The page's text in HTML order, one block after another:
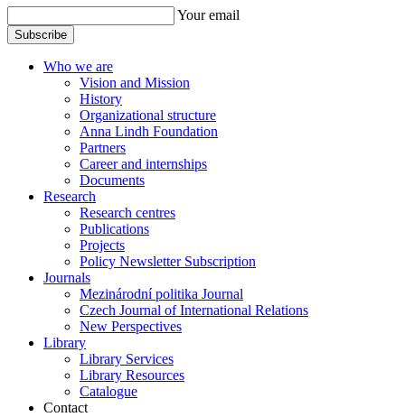
Your email
Subscribe
Who we are
Vision and Mission
History
Organizational structure
Anna Lindh Foundation
Partners
Career and internships
Documents
Research
Research centres
Publications
Projects
Policy Newsletter Subscription
Journals
Mezinárodní politika Journal
Czech Journal of International Relations
New Perspectives
Library
Library Services
Library Resources
Catalogue
Contact